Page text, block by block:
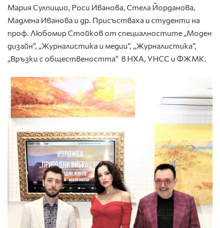
Мария Сулпицио, Роси Иванова, Стела Йорданова,
Мадлена Иванова и др. Присъстваха и студенти на
проф. Любомир Стойков от специалностите „Моден
дизайн“, „Журналистика и медии“, „Журналистика“,
„Връзки с обществеността“ в НХА, УНСС и ФЖМК.